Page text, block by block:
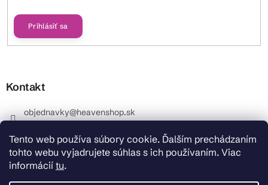
Tento web používa súbory cookie. Ďalším prechádzaním
tohto webu vyjadrujete súhlas s ich používaním. Viac
informácií tu.
Prihlásiť sa
Kontakt
objednavky@heavenshop.sk
_Info objednávky : +421 914 399 399 Pracovné dni od
8.00 hod. do 12.00 . REKLAMÁCIE : +421 914 399 399
HeavenShop.sk